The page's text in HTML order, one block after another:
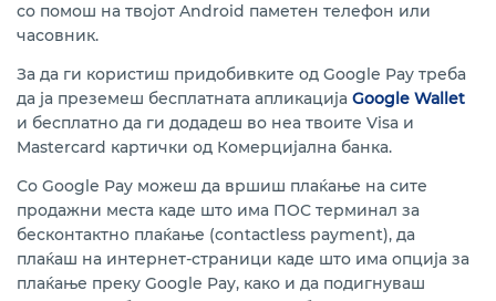
со помош на твојот Android паметен телефон или
часовник.
За да ги користиш придобивките од Google Pay треба
да ја преземеш бесплатната апликација Google Wallet
и бесплатно да ги додадеш во неа твоите Visa и
Mastercard картички од Комерцијална банка.
Со Google Pay можеш да вршиш плаќање на сите
продажни места каде што има ПОС терминал за
бесконтактно плаќање (contactless payment), да
плаќаш на интернет-страници каде што има опција за
плаќање преку Google Pay, како и да подигнуваш